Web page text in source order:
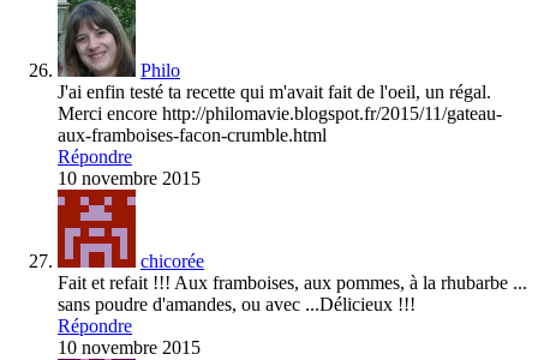
Philo
J'ai enfin testé ta recette qui m'avait fait de l'oeil, un régal.
Merci encore http://philomavie.blogspot.fr/2015/11/gateau-
aux-framboises-facon-crumble.html
Répondre
10 novembre 2015
chicorée
Fait et refait !!! Aux framboises, aux pommes, à la rhubarbe ...
sans poudre d'amandes, ou avec ...Délicieux !!!
Répondre
10 novembre 2015